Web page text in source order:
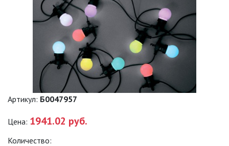
САДОВО-ПАРКОВЫЕ
СВЕТИЛЬНИКИ
САДОВЫЕ СВЕТИЛЬНИКИ
САДОВЫЕ ФАСАДНЫЕ
СВЕТИЛЬНИКИ
Артикул: Б0047957
Цена: 1941.02 руб.
Количество: